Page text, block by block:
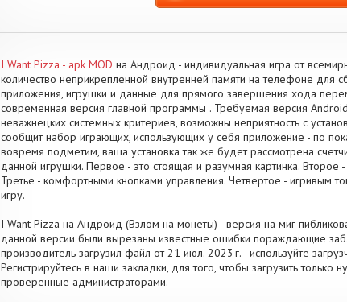
I Want Pizza - apk MOD на Андроид - индивидуальная игра от
количество неприкрепленной внутренней памяти на телефоне для
приложения, игрушки и данные для прямого завершения хода
современная версия главной программы . Требуемая версия
неважнецких системных критериев, возможны неприятность с
сообщит набор играющих, использующих у себя приложение - по
вовремя подметим, ваша установка так же будет рассмотрена
данной игрушки. Первое - это стоящая и разумная картинка.
Третье - комфортными кнопками управления. Четвертое - игривым
игру.
I Want Pizza на Андроид (Взлом на монеты) - версия на миг
данной версии были вырезаны известные ошибки пораждающие
производитель загрузил файл от 21 июл. 2023 г. - используйте
Регистрируйтесь в наши закладки, для того, чтобы загрузить
проверенные администраторами.